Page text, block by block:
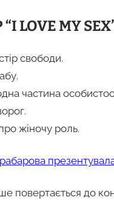
LOVE MY
свободи.
частина
жіночу роль.
повертається до